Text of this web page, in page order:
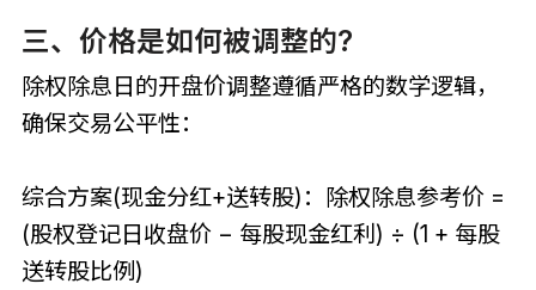
三、价格是如何被调整的?
除权除息日的开盘价调整遵循严格的数学逻辑，
确保交易公平性：
综合方案(现金分红+送转股)：除权除息参考价 =
(股权登记日收盘价 − 每股现金红利) ÷ (1 + 每股
送转股比例)